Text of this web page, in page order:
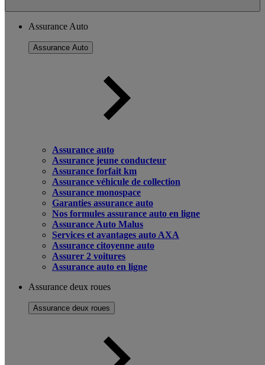
Assurance Auto
Assurance Auto
Assurance auto
Assurance jeune conducteur
Assurance forfait km
Assurance véhicule de collection
Assurance monospace
Garanties assurance auto
Nos formules assurance auto en ligne
Assurance Auto Malus
Services et avantages auto AXA
Assurance citoyenne auto
Assurer 2 voitures
Assurance auto en ligne
Assurance deux roues
Assurance deux roues